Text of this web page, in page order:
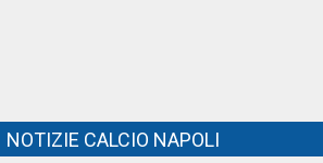
NOTIZIE CALCIO NAPOLI